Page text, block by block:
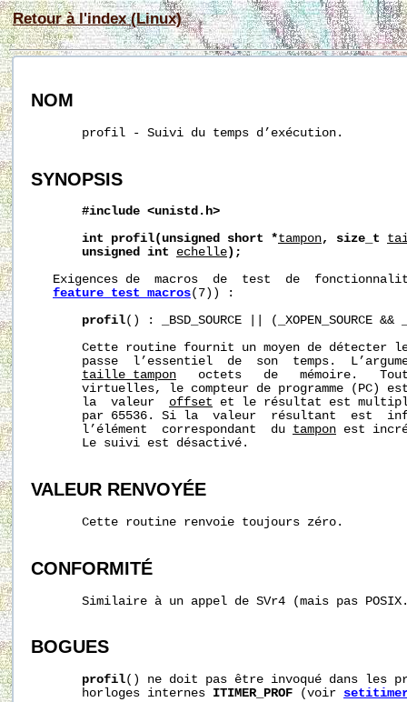
Retour à l'index (Linux)
NOM
       profil - Suivi du temps d’exécution.
SYNOPSIS
#include <unistd.h>
int
profil(unsigned short *tampon, size_t
unsigned int echelle );
Exigences de  macros  de  test  de
feature_test_macros(7)) :
profil() : _BSD_SOURCE || (_XOPEN_SOURCE &&
Cette routine fournit un moyen de détecter
passe  l’essentiel  de  son  temps.
taille_tampon
octets   de   mémoire.
virtuelles, le compteur de programme (PC)
       la  valeur
offset et le résultat est
par 65536. Si la  valeur  résultant  est
       l’élément  correspondant  du
tampon est
       Le suivi est désactivé.
VALEUR RENVOYÉE
       Cette routine renvoie toujours zéro.
CONFORMITÉ
Similaire à un appel de SVr4 (mais pas
BOGUES
profil() ne doit pas être invoqué dans les
       horloges internes
ITIMER_PROF (voir